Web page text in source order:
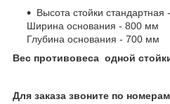
Высота cтойки стандартная
Ширина основания - 800 мм
Глубина основания - 700 мм
Вес противовеса одной
Для заказа звоните по